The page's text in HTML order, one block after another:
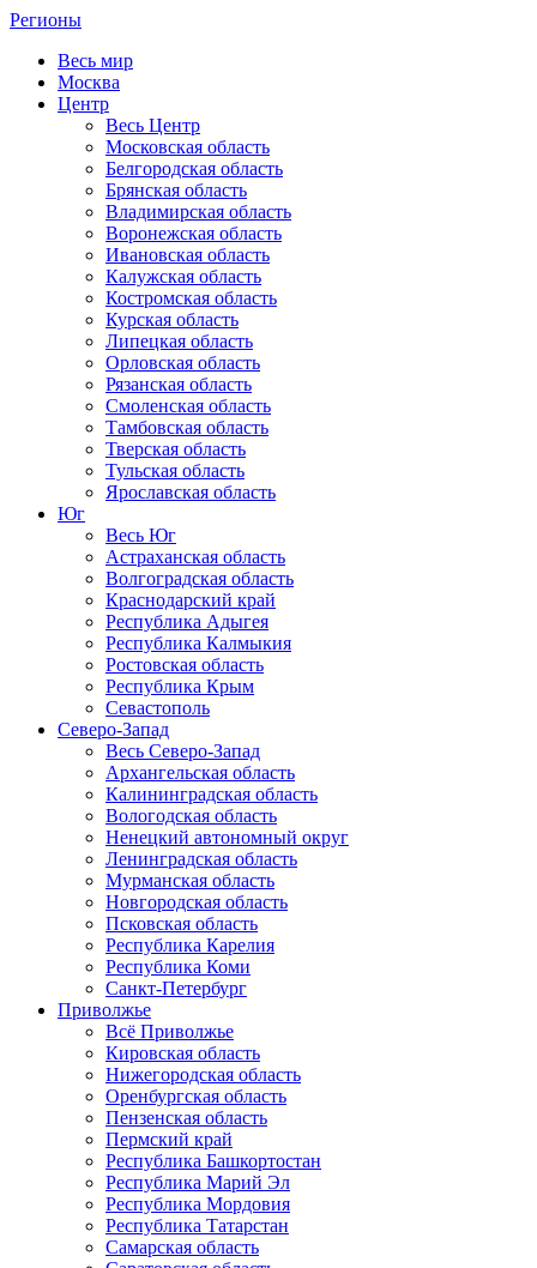
Регионы
Весь мир
Москва
Центр
Весь Центр
Московская область
Белгородская область
Брянская область
Владимирская область
Воронежская область
Ивановская область
Калужская область
Костромская область
Курская область
Липецкая область
Орловская область
Рязанская область
Смоленская область
Тамбовская область
Тверская область
Тульская область
Ярославская область
Юг
Весь Юг
Астраханская область
Волгоградская область
Краснодарский край
Республика Адыгея
Республика Калмыкия
Ростовская область
Республика Крым
Севастополь
Северо-Запад
Весь Северо-Запад
Архангельская область
Калининградская область
Вологодская область
Ненецкий автономный округ
Ленинградская область
Мурманская область
Новгородская область
Псковская область
Республика Карелия
Республика Коми
Санкт-Петербург
Приволжье
Всё Приволжье
Кировская область
Нижегородская область
Оренбургская область
Пензенская область
Пермский край
Республика Башкортостан
Республика Марий Эл
Республика Мордовия
Республика Татарстан
Самарская область